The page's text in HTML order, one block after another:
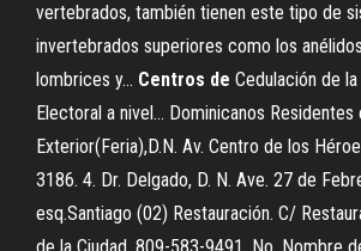
vertebrados, también tienen este tipo de
invertebrados superiores como los
lombrices y... Centros de Cedulación de
Electoral a nivel… Dominicanos Residentes
Exterior(Feria),D.N. Av. Centro de los
3186. 4. Dr. Delgado, D. N. Ave. 27 de
esq.Santiago (02) Restauración. C/